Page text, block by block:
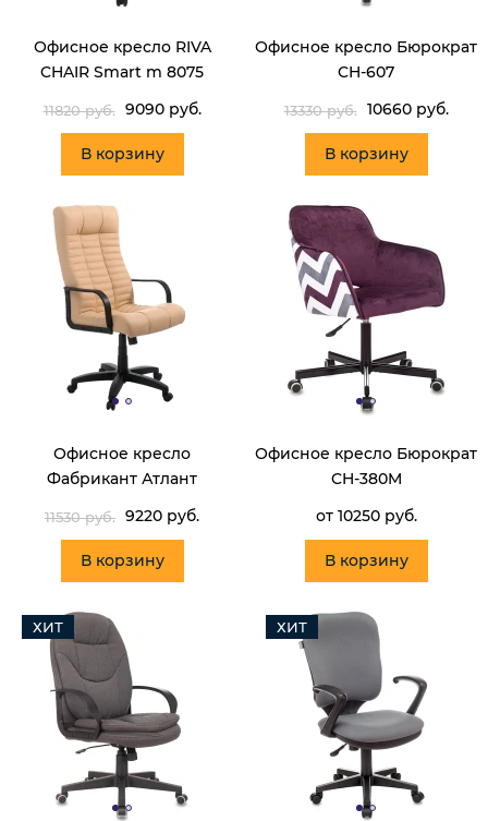
Офисное кресло RIVA
CHAIR Smart m 8075
11820 руб. 9090 руб.
В корзину
Офисное кресло Бюрократ
CH-607
13330 руб. 10660 руб.
В корзину
Офисное кресло
Фабрикант Атлант
11530 руб. 9220 руб.
В корзину
Офисное кресло Бюрократ
CH-380M
от 10250 руб.
В корзину
ХИТ ХИТ